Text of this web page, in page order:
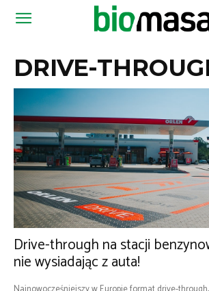
Magazyn
DRIVE-
Drive-through na stacji
nie wysiadając z auta!